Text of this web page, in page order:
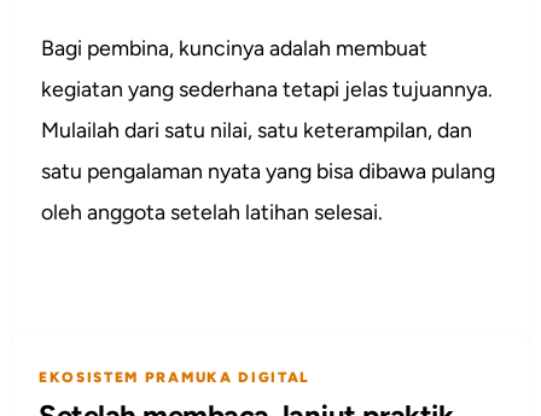
Bagi pembina, kuncinya adalah membuat
kegiatan yang sederhana tetapi jelas tujuannya.
Mulailah dari satu nilai, satu keterampilan, dan
satu pengalaman nyata yang bisa dibawa pulang
oleh anggota setelah latihan selesai.
EKOSISTEM PRAMUKA DIGITAL